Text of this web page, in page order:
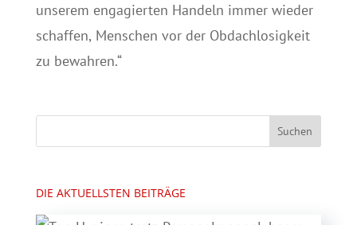
unserem engagierten Handeln immer wieder
schaffen, Menschen vor der Obdachlosigkeit
zu bewahren.“
DIE AKTUELLSTEN BEITRÄGE